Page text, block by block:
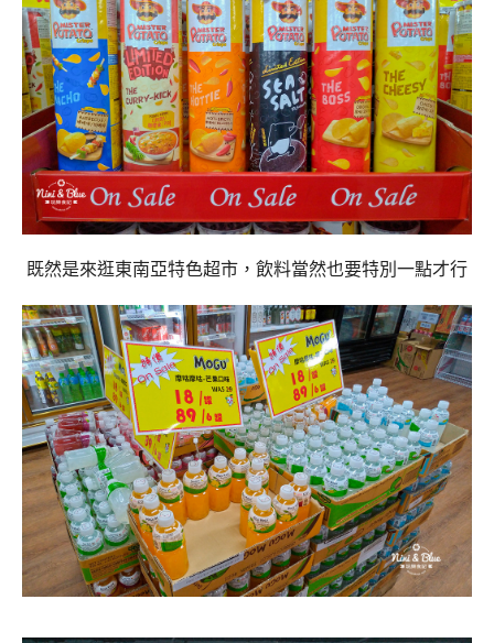
既然是來逛東南亞特色超市，飲料當然也要特別一點才行